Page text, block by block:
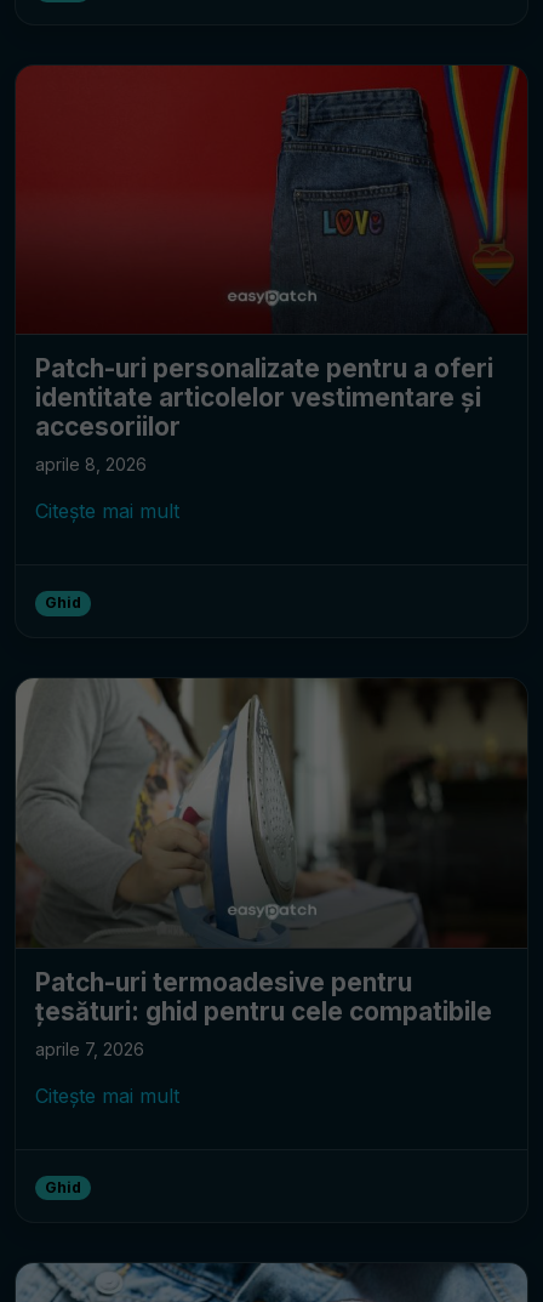
Patch-uri personalizate pentru a oferi
identitate articolelor vestimentare și
accesoriilor
aprile 8, 2026
Citește mai mult
Ghid
Patch-uri termoadesive pentru
țesături: ghid pentru cele compatibile
aprile 7, 2026
Citește mai mult
Ghid